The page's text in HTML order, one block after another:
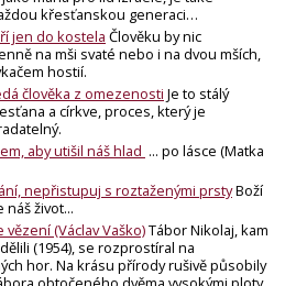
křesťanskou generaci…
jen do kostela Člověku by nic
na mši svaté nebo i na dvou mších,
hostií.
člověka z omezenosti Je to stálý
a církve, proces, který je
aby utišil náš hlad ... po lásce (Matka
nepřistupuj s roztaženými prstyBoží
život...
(Václav Vaško)Tábor Nikolaj, kam
(1954), se rozprostíral na
hor. Na krásu přírody rušivě působily